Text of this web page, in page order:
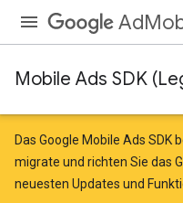
Mobile Ads SDK
Das Google Mobile Ads SDK
migrate und richten Sie das
neuesten Updates und